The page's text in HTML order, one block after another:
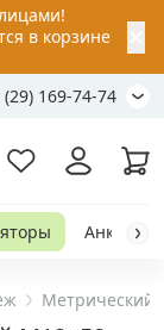
в корзине
(29) 169-74-74
Анкер-
Метрический